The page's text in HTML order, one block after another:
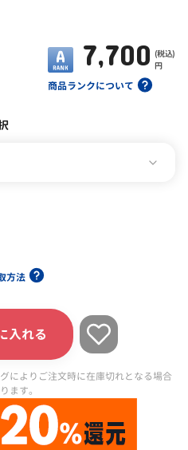
商品ランクについて
7,700 (税込)
円
方法
入れる
によりご注文時に在庫切れとなる場合
ます。